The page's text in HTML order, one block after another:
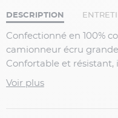
DESCRIPTION
Confectionné en 100%
camionneur écru
Confortable et
en assurant chaleur et
Voir plus